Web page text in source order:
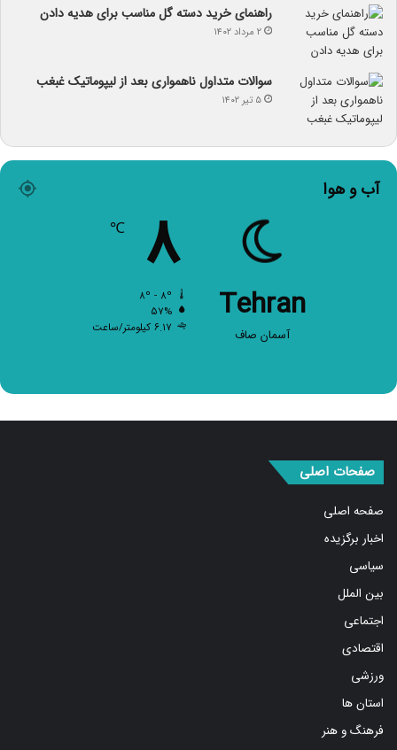
راهنمای خرید دسته گل مناسب برای هدیه دادن
۲ مرداد ۱۴۰۲
سوالات متداول ناهمواری بعد از لیپوماتیک غبغب
۵ تیر ۱۴۰۲
آب و هوا
Tehran
آسمان صاف
۸ ℃
۵۷%
۶.۱۷ کیلومتر/ساعت
صفحات اصلی
صفحه اصلی
اخبار برگزیده
سیاسی
بین الملل
اجتماعی
اقتصادی
ورزشی
استان ها
فرهنگ و هنر